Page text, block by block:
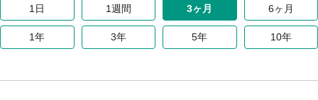
1日 1週間 3ヶ月 6ヶ月
1年 3年 5年 10年